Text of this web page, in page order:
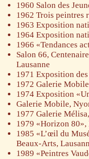
1960 Salon des
1962 Trois peintres
1963 Exposition
1964 Exposition
1966 «Tendances
Salon 66,
Lausanne
1971 Exposition
1972 Galerie
1974 Exposition
Galerie Mobile,
1977 Galerie
1979 «Horizon 80»,
1985 «L’œil du
Beaux-Arts,
1989 «Peintres